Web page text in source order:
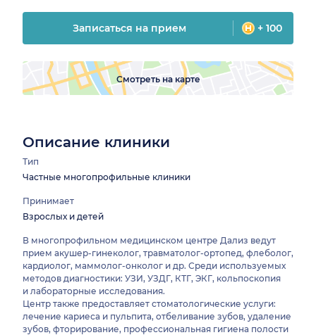
Записаться на прием + 100
Смотреть на карте
Описание клиники
Тип
Частные многопрофильные клиники
Принимает
Взрослых и детей
В многопрофильном медицинском центре Дализ ведут
прием акушер-гинеколог, травматолог-ортопед, флеболог,
кардиолог, маммолог-онколог и др. Среди используемых
методов диагностики: УЗИ, УЗДГ, КТГ, ЭКГ, кольпоскопия
и лабораторные исследования.
Центр также предоставляет стоматологические услуги:
лечение кариеса и пульпита, отбеливание зубов, удаление
зубов, фторирование, профессиональная гигиена полости